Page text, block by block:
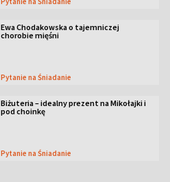
Ewa Chodakowska o tajemniczej
chorobie mięśni
Pytanie na Śniadanie
Biżuteria – idealny prezent na Mikołajki i
pod choinkę
Pytanie na Śniadanie